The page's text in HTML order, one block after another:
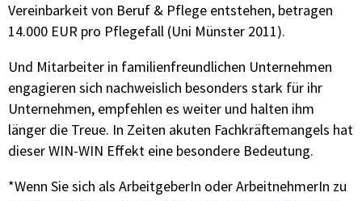
Vereinbarkeit von Beruf & Pflege entstehen, betragen
14.000 EUR pro Pflegefall (Uni Münster 2011).
Und Mitarbeiter in familienfreundlichen Unternehmen
engagieren sich nachweislich besonders stark für ihr
Unternehmen, empfehlen es weiter und halten ihm
länger die Treue. In Zeiten akuten Fachkräftemangels hat
dieser WIN-WIN Effekt eine besondere Bedeutung.
*Wenn Sie sich als ArbeitgeberIn oder ArbeitnehmerIn zu